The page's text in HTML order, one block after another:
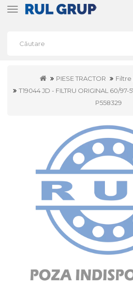
Toggle
PIESE TRACTOR
T19044 JD - FILTRU ORIGINAL 60/
P558329